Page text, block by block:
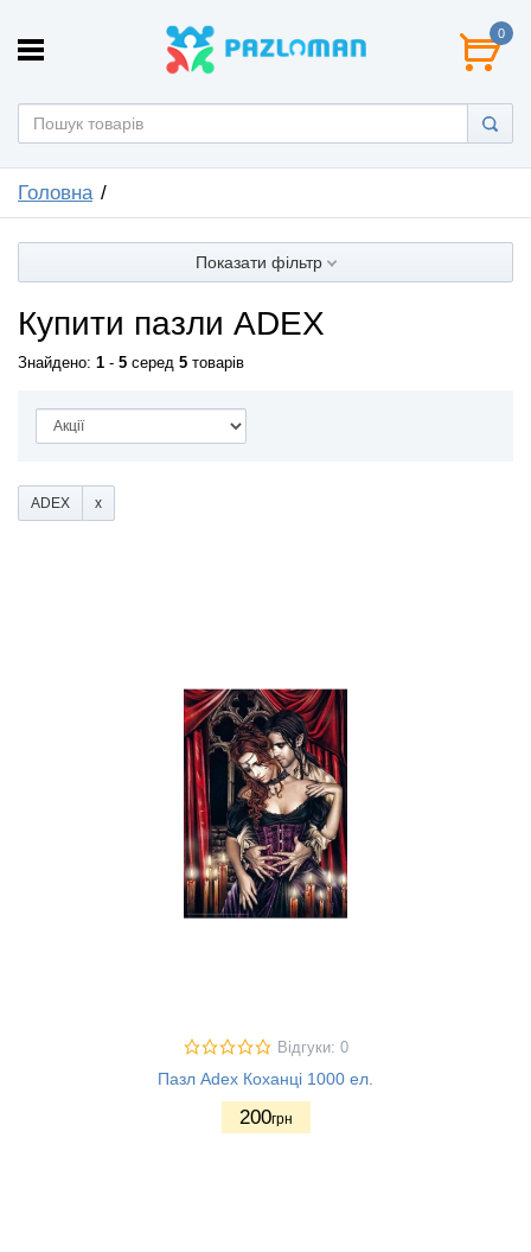
0
Головна
Показати фільтр
Купити пазли ADEX
Знайдено: 1 - 5 серед 5 товарів
ADEX
Відгуки: 0
Пазл Adex Коханці 1000 ел.
200грн